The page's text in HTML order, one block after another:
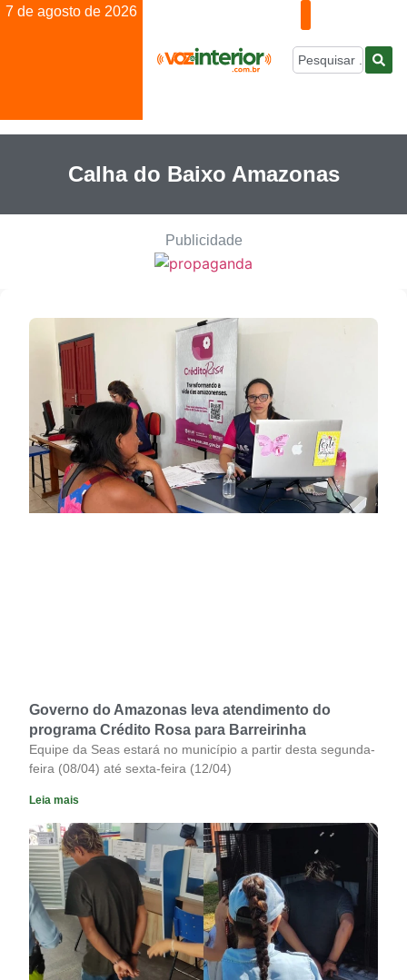
7 de agosto de 2026
Calha do Baixo Amazonas
Publicidade
Governo do Amazonas leva atendimento do
programa Crédito Rosa para Barreirinha
Equipe da Seas estará no município a partir desta segunda-
feira (08/04) até sexta-feira (12/04)
Leia mais